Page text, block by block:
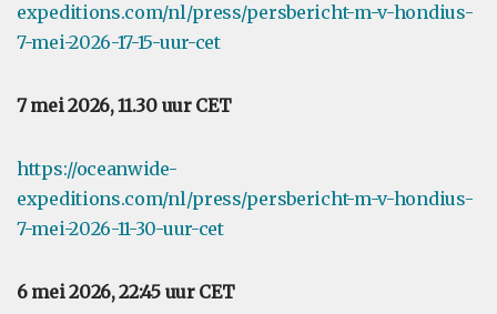
expeditions.com/nl/press/persbericht-m-v-hondius-
7-mei-2026-17-15-uur-cet
7 mei 2026, 11.30 uur CET
https://oceanwide-
expeditions.com/nl/press/persbericht-m-v-hondius-
7-mei-2026-11-30-uur-cet
6 mei 2026, 22:45 uur CET